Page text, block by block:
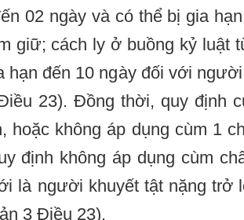
02 ngày và có thể bị gia
giữ; cách ly ở buồng kỷ luật
hạn đến 10 ngày đối với
23). Đồng thời, quy định
hoặc không áp dụng cùm 1
định không áp dụng cùm
là người khuyết tật nặng trở
3 Điều 23).